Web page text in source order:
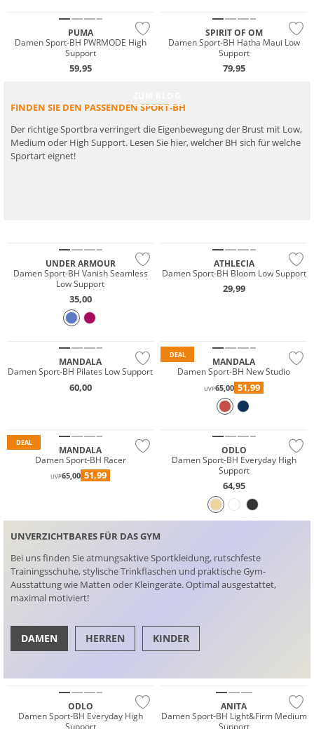
PUMA
Damen Sport-BH PWRMODE High
Support
59,95
SPIRIT OF OM
Damen Sport-BH Hatha Maui Low
Support
79,95
FINDEN SIE DEN PASSENDEN SPORT-BH
Der richtige Sportbra verringert die Eigenbewegung der Brust mit Low,
Medium oder High Support. Lesen Sie hier, welcher BH sich für welche
Sportart eignet!
UNDER ARMOUR
Damen Sport-BH Vanish Seamless
Low Support
35,00
ATHLECIA
Damen Sport-BH Bloom Low Support
29,99
MANDALA
Damen Sport-BH Pilates Low Support
60,00
DEAL
MANDALA
Damen Sport-BH New Studio
UVP65,00 51,99
DEAL
MANDALA
Damen Sport-BH Racer
UVP65,00 51,99
ODLO
Damen Sport-BH Everyday High
Support
64,95
UNVERZICHTBARES FÜR DAS GYM
Bei uns finden Sie atmungsaktive Sportkleidung, rutschfeste
Trainingsschuhe, stylische Trinkflaschen und praktische Gym-
Ausstattung wie Matten oder Kleingeräte. Optimal ausgestattet,
maximal motiviert!
DAMEN HERREN KINDER
SCHUHE TOPS
ODLO
Damen Sport-BH Everyday High
Support
ANITA
Damen Sport-BH Light&Firm Medium
Support